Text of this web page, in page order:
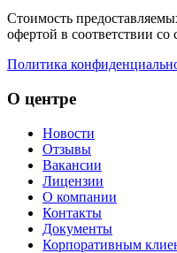
Стоимость
офертой в соответствии
Политика
О центре
Новости
Отзывы
Вакансии
Лицензии
О компании
Контакты
Документы
Корпоративным